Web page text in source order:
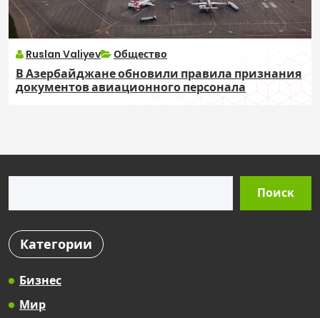
Ruslan Valiyev Общество
В Азербайджане обновили правила признания
документов авиационного персонала
Поиск
Категории
Бизнес
Мир